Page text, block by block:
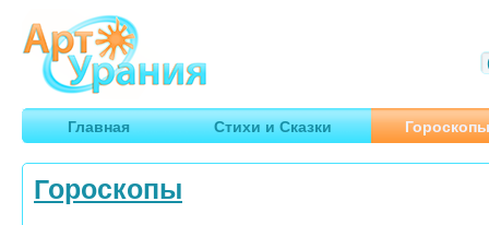
АртУрания
Умные гороскопы, творчество, путешествия
Главная Стихи и Сказки Гороскопы
Гороскопы